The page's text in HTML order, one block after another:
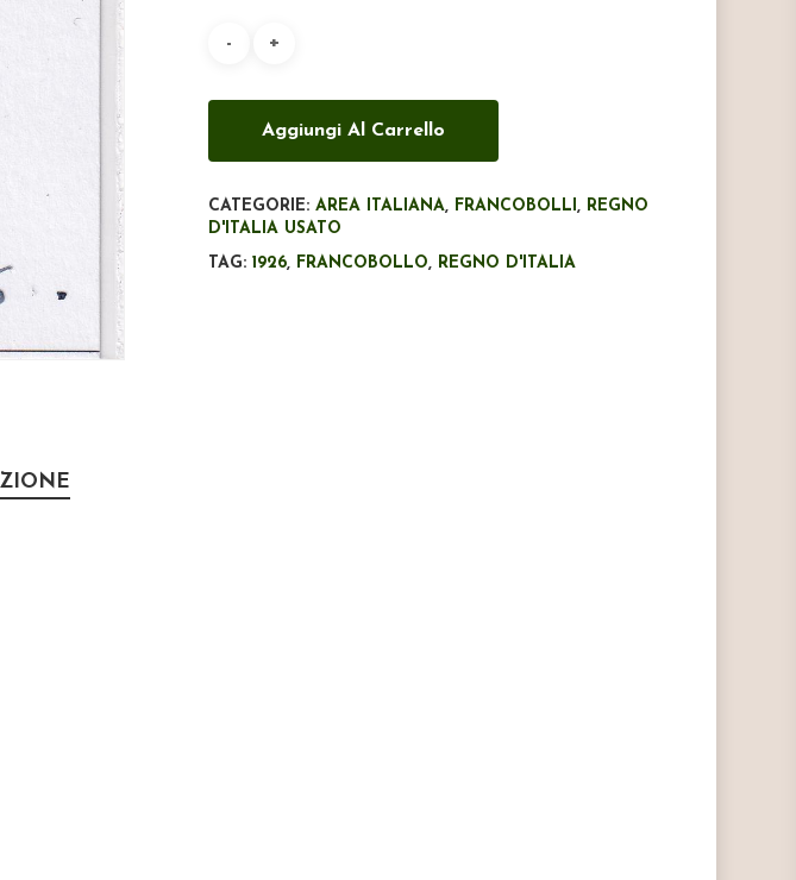
Aggiungi Al Carrello
CATEGORIE:AREA ITALIANA, FRANCOBOLLI, REGNO
D'ITALIA USATO
TAG:1926, FRANCOBOLLO, REGNO D'ITALIA